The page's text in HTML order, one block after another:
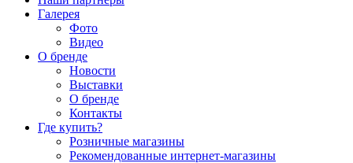
Галерея
Фото
Видео
О бренде
Новости
Выставки
О бренде
Контакты
Где купить?
Розничные магазины
Рекомендованные интернет-магазины